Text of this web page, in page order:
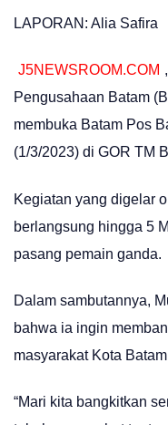
LAPORAN: Alia Safira
J5NEWSROOM.COM
Pengusahaan Batam
membuka Batam Pos
(1/3/2023) di GOR TM
Kegiatan yang digelar
berlangsung hingga 5
pasang pemain ganda.
Dalam sambutannya,
bahwa ia ingin
masyarakat Kota
“Mari kita bangkitkan